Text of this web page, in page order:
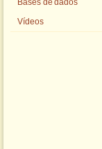
Bases de dados
Vídeos